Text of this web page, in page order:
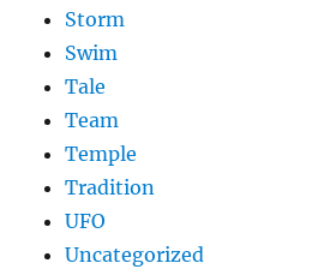
Storm
Swim
Tale
Team
Temple
Tradition
UFO
Uncategorized